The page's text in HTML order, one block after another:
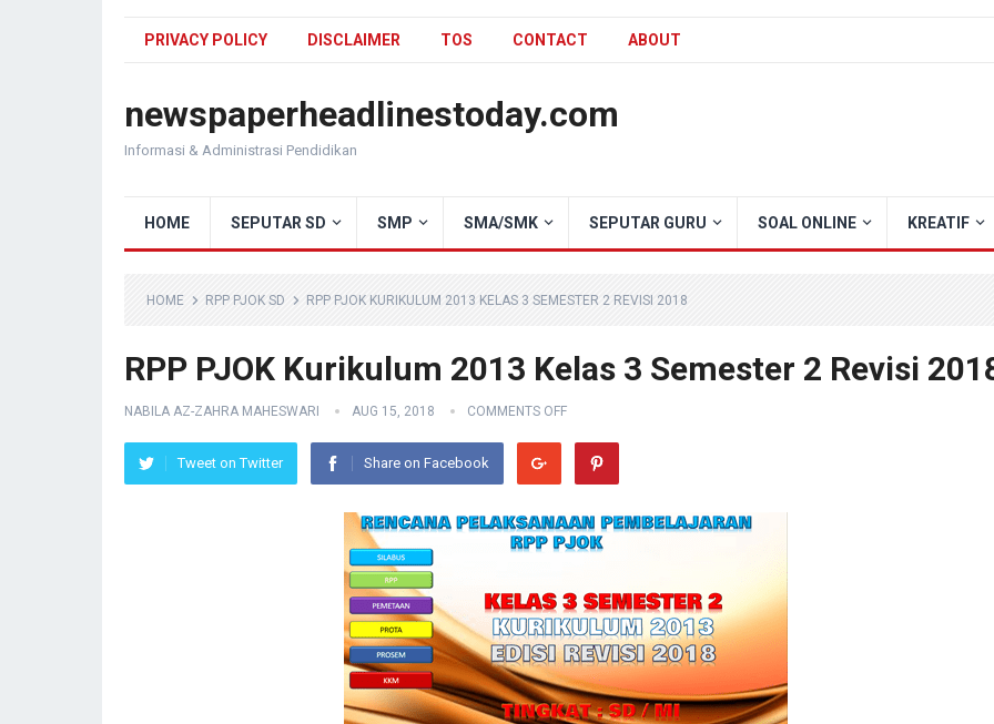
PRIVACY POLICY DISCLAIMER TOS CONTACT ABOUT
newspaperheadlinestoday.com
Informasi & Administrasi Pendidikan
HOME SEPUTAR SD SMP SMA/SMK SEPUTAR GURU SOAL ONLINE KREATIF
HOME RPP PJOK SD RPP PJOK KURIKULUM 2013 KELAS 3 SEMESTER 2 REVISI 2018
RPP PJOK Kurikulum 2013 Kelas 3 Semester 2 Revisi
NABILA AZ-ZAHRA MAHESWARI AUG 15, 2018 COMMENTS OFF
Tweet on Twitter Share on Facebook